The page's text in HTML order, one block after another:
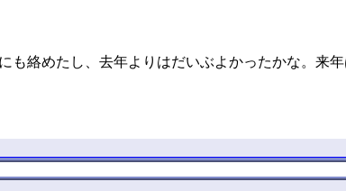
絡めたし、去年よりはだいぶよかったかな。来